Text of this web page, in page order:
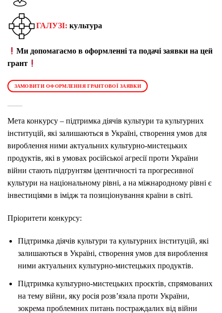
ГАЛУЗІ: культура
Ми допомагаємо в оформленні та подачі заявки на цей
грант
ЗАМОВИТИ ОФОРМЛЕННЯ ГРАНТОВОЇ ЗАЯВКИ
Мета конкурсу – підтримка діячів культури та культурних
інституцій, які залишаються в Україні, створення умов для
вироблення ними актуальних культурно-мистецьких
продуктів, які в умовах російської агресії проти України
війни стають підґрунтям ідентичності та прогресивної
культури на національному рівні, а на міжнародному рівні є
інвестиціями в імідж та позиціонування країни в світі.
Пріоритети конкурсу:
Підтримка діячів культури та культурних інституцій, які
залишаються в Україні, створення умов для вироблення
ними актуальних культурно-мистецьких продуктів.
Підтримка культурно-мистецьких проєктів, спрямованих
на тему війни, яку росія розв’язала проти України,
зокрема проблемних питань постраждалих від війни